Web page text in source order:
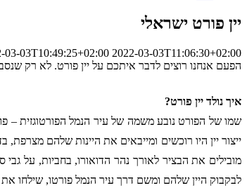
יין פורט ישראלי
03-03T10:49:25+02:00 2022-03-03T11:06:30+02:00
הפעם אנחנו רוצים לדבר איתכם על יין פורט. לא רק
איך נולד יין פורט?
לבקבוק היין שלהם ומשם דרך עיר הנמל פורטו, שילחו